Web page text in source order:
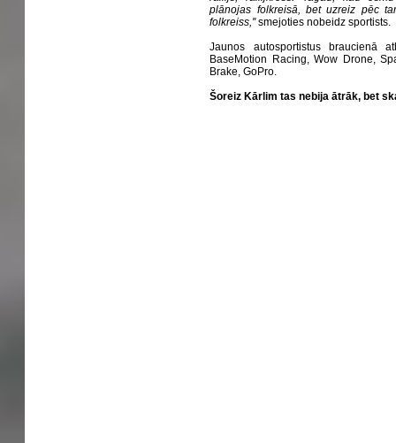
plānojas folkreisā, bet uzreiz pēc
folkreiss,''smejoties nobeidz sportists.
Jaunos autosportistus braucienā
BaseMotion Racing, Wow Drone,
Brake, GoPro.
Šoreiz Kārlim tas nebija ātrāk, bet